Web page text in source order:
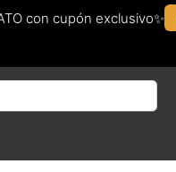
con cupón exclusivo✨